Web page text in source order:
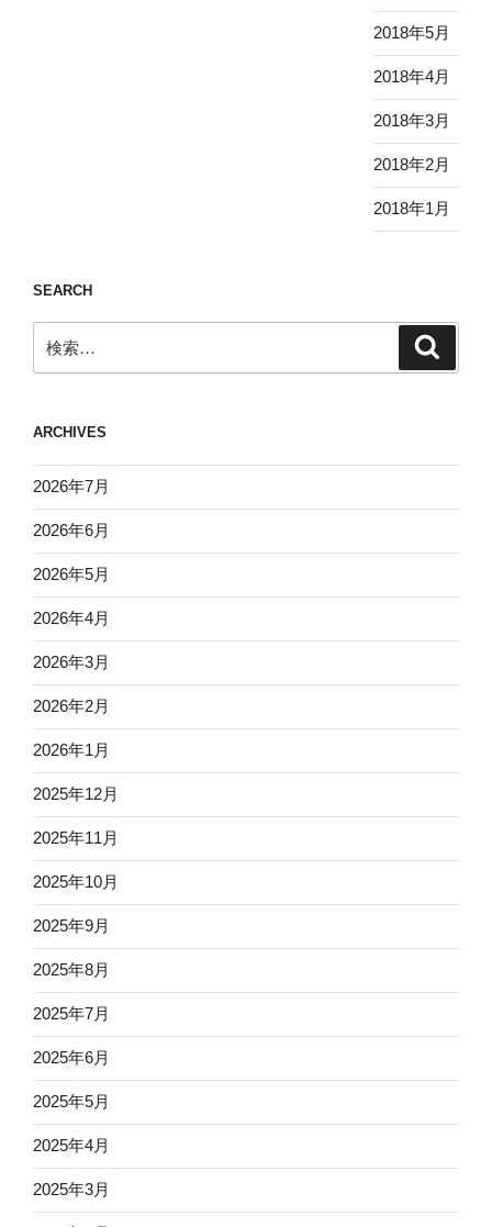
2018年5月
2018年4月
2018年3月
2018年2月
2018年1月
SEARCH
索:
ARCHIVES
2026年7月
2026年6月
2026年5月
2026年4月
2026年3月
2026年2月
2026年1月
2025年12月
2025年11月
2025年10月
2025年9月
2025年8月
2025年7月
2025年6月
2025年5月
2025年4月
2025年3月